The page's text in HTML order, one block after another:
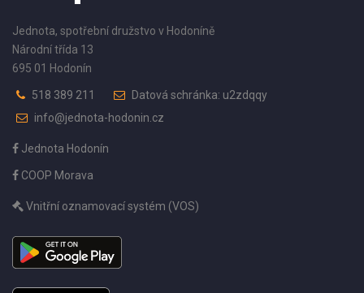
Jednota, spotřební družstvo v Hodoníně
Národní třída 13
695 01 Hodonín
518 389 211
Datová schránka: u2zdqqy
info@jednota-hodonin.cz
Jednota Hodonín
COOP Morava
Vnitřní oznamovací systém (VOS)